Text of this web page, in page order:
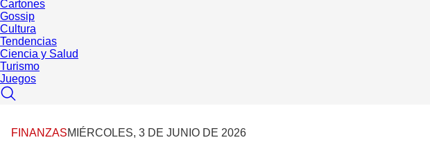
Cartones
Gossip
Cultura
Tendencias
Ciencia y Salud
Turismo
Juegos
FINANZASMIÉRCOLES, 3 DE JUNIO DE 2026